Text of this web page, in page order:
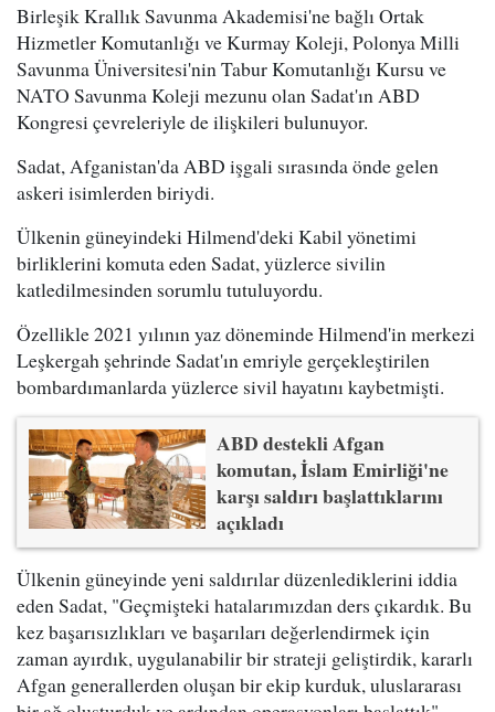
Birleşik Krallık Savunma Akademisi'ne bağlı Ortak
Hizmetler Komutanlığı ve Kurmay Koleji, Polonya Milli
Savunma Üniversitesi'nin Tabur Komutanlığı Kursu ve
NATO Savunma Koleji mezunu olan Sadat'ın ABD
Kongresi çevreleriyle de ilişkileri bulunuyor.
Sadat, Afganistan'da ABD işgali sırasında önde gelen
askeri isimlerden biriydi.
Ülkenin güneyindeki Hilmend'deki Kabil yönetimi
birliklerini komuta eden Sadat, yüzlerce sivilin
katledilmesinden sorumlu tutuluyordu.
Özellikle 2021 yılının yaz döneminde Hilmend'in merkezi
Leşkergah şehrinde Sadat'ın emriyle gerçekleştirilen
bombardımanlarda yüzlerce sivil hayatını kaybetmişti.
ABD destekli Afgan
komutan, İslam Emirliği'ne
karşı saldırı başlattıklarını
açıkladı
Ülkenin güneyinde yeni saldırılar düzenlediklerini iddia
eden Sadat, "Geçmişteki hatalarımızdan ders çıkardık. Bu
kez başarısızlıkları ve başarıları değerlendirmek için
zaman ayırdık, uygulanabilir bir strateji geliştirdik, kararlı
Afgan generallerden oluşan bir ekip kurduk, uluslararası